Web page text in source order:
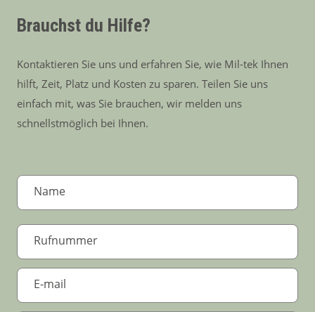
Brauchst du Hilfe?
Kontaktieren Sie uns und erfahren Sie, wie Mil-tek Ihnen
hilft, Zeit, Platz und Kosten zu sparen. Teilen Sie uns
einfach mit, was Sie brauchen, wir melden uns
schnellstmöglich bei Ihnen.